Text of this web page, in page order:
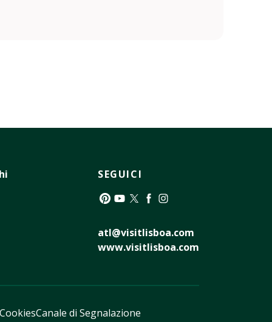
SEGUICI
atl@visitlisboa.com
www.visitlisboa.com
CookiesCanale di Segnalazione